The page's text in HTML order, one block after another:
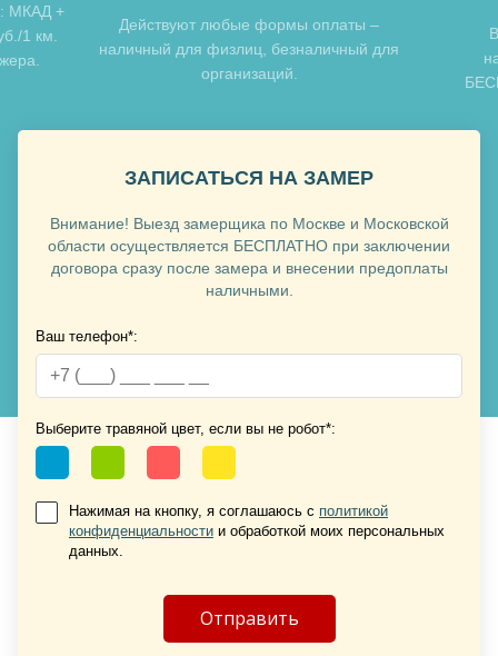
Хочу такую
МКАД +
1 км.
Действуют любые формы оплаты –
наличный для физлиц, безналичный для
организаций.
ЗАПИСАТЬСЯ НА ЗАМЕР
Внимание! Выезд замерщика по Москве и Московской
области осуществляется БЕСПЛАТНО при заключении
договора сразу после замера и внесении предоплаты
наличными.
Ваш телефон*:
Выберите травяной цвет, если вы не робот*:
Нажимая на кнопку, я соглашаюсь с политикой
конфиденциальности и обработкой моих персональных
данных.